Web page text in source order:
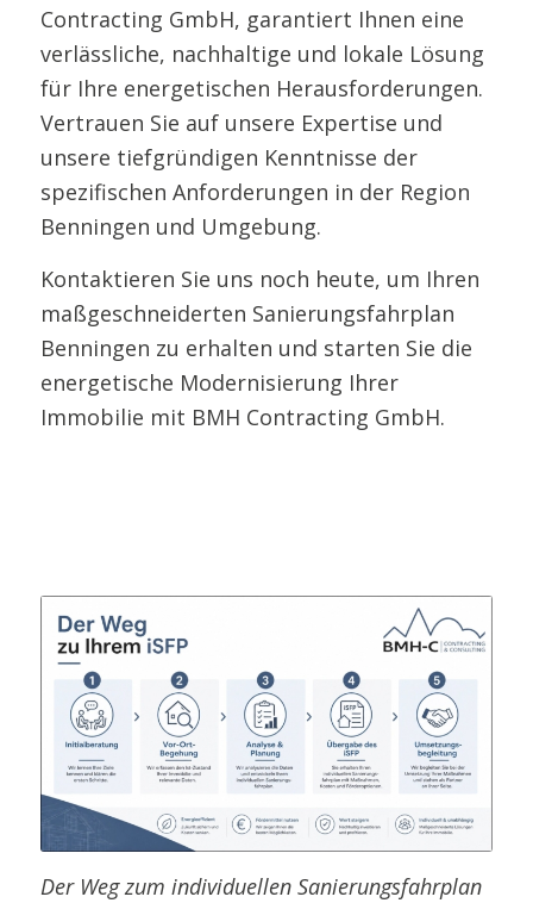
Contracting GmbH, garantiert Ihnen eine
verlässliche, nachhaltige und lokale Lösung
für Ihre energetischen Herausforderungen.
Vertrauen Sie auf unsere Expertise und
unsere tiefgründigen Kenntnisse der
spezifischen Anforderungen in der Region
Benningen und Umgebung.
Kontaktieren Sie uns noch heute, um Ihren
maßgeschneiderten Sanierungsfahrplan
Benningen zu erhalten und starten Sie die
energetische Modernisierung Ihrer
Immobilie mit BMH Contracting GmbH.
Der Weg zum individuellen Sanierungsfahrplan